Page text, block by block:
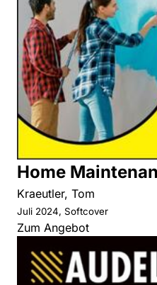
Home
Kraeutler, Tom
Juli 2024, Softcover
Zum Angebot